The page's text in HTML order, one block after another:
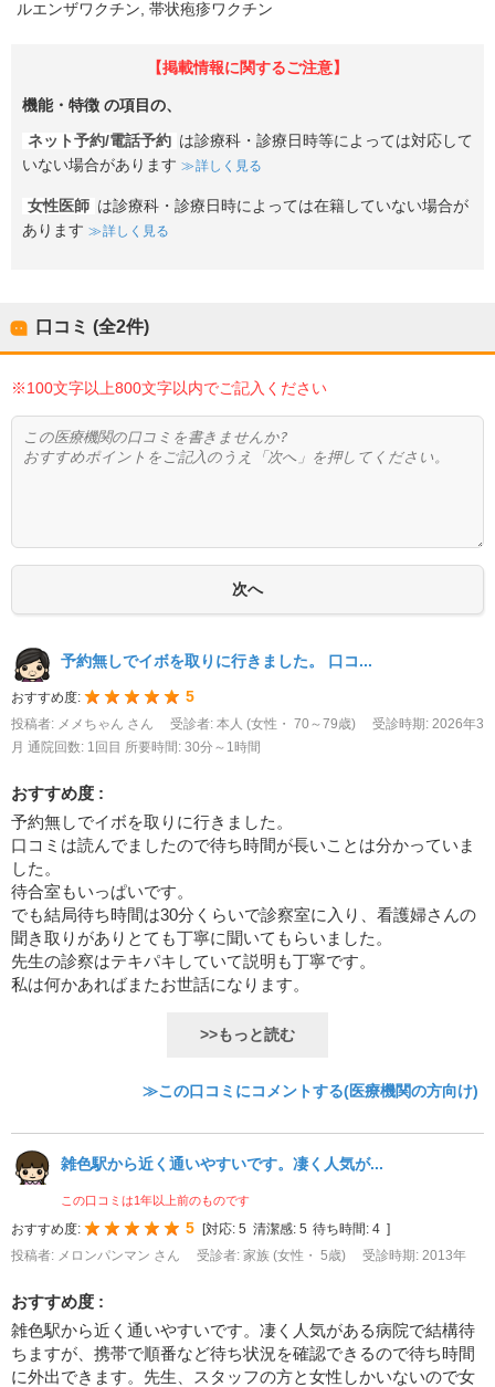
ルエンザワクチン 帯状疱疹ワクチン
【掲載情報に関するご注意】
機能・特徴 の項目の、
ネット予約/電話予約 は診療科・診療日時等によっては対応して
いない場合があります
詳しく見る
女性医師 は診療科・診療日時によっては在籍していない場合が
あります
詳しく見る
口コミ (全2件)
※100文字以上800文字以内でご記入ください
予約無しでイボを取りに行きました。 口コ...
おすすめ度: 5
投稿者: メメちゃん さん 受診者: 本人 (女性・ 70～79歳)
受診時期: 2026年3
月 通院回数: 1回目 所要時間: 30分～1時間
おすすめ度 :
予約無しでイボを取りに行きました。
口コミは読んでましたので待ち時間が長いことは分かっていま
した。
待合室もいっぱいです。
でも結局待ち時間は30分くらいで診察室に入り、看護婦さんの
聞き取りがありとても丁寧に聞いてもらいました。
先生の診察はテキパキしていて説明も丁寧です。
私は何かあればまたお世話になります。
>>もっと読む
≫この口コミにコメントする(医療機関の方向け)
雑色駅から近く通いやすいです。凄く人気が...
この口コミは1年以上前のものです
おすすめ度: 5 [対応: 5 清潔感: 5 待ち時間: 4 ]
投稿者: メロンパンマン さん
受診者: 家族 (女性・ 5歳) 受診時期: 2013年
おすすめ度 :
雑色駅から近く通いやすいです。凄く人気がある病院で結構待
ちますが、携帯で順番など待ち状況を確認できるので待ち時間
に外出できます。先生、スタッフの方と女性しかいないので女